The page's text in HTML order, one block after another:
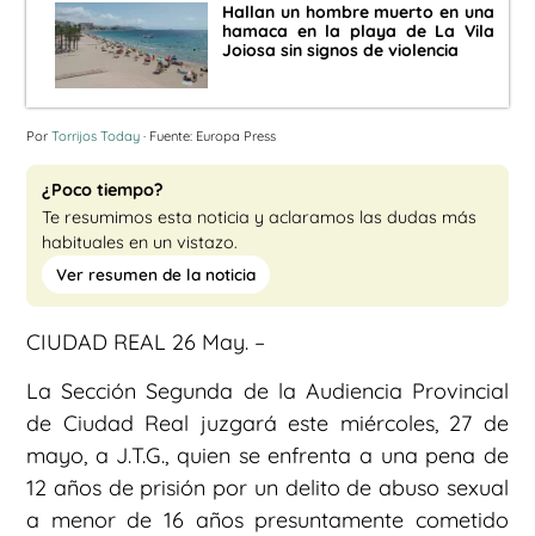
Hallan un hombre muerto en una
hamaca en la playa de La Vila
Joiosa sin signos de violencia
Por Torrijos Today · Fuente: Europa Press
¿Poco tiempo?
Te resumimos esta noticia y aclaramos las dudas más
habituales en un vistazo.
Ver resumen de la noticia
CIUDAD REAL 26 May. –
La Sección Segunda de la Audiencia Provincial
de Ciudad Real juzgará este miércoles, 27 de
mayo, a J.T.G., quien se enfrenta a una pena de
12 años de prisión por un delito de abuso sexual
a menor de 16 años presuntamente cometido